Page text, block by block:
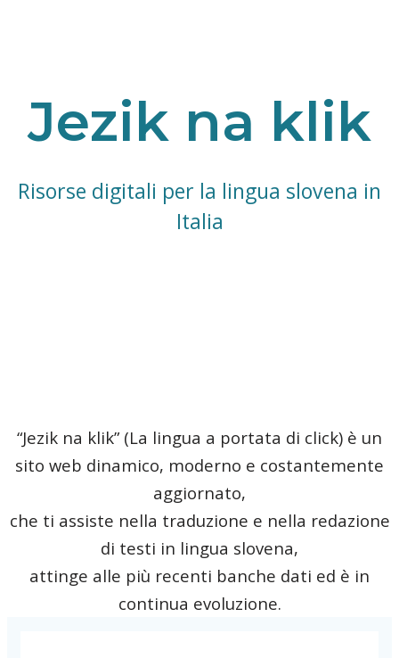
Jezik na klik
Risorse digitali per la lingua slovena in
Italia
“Jezik na klik” (La lingua a portata di click) è un
sito web dinamico, moderno e costantemente
aggiornato,
che ti assiste nella traduzione e nella redazione
di testi in lingua slovena,
attinge alle più recenti banche dati ed è in
continua evoluzione.